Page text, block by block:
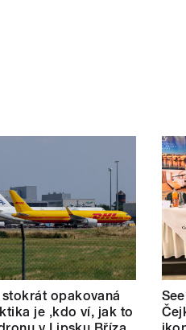
opakovaná
je ‚kdo ví, jak to